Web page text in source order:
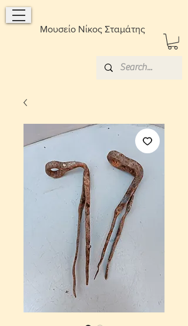
Μουσείο Νίκος Σταμάτης